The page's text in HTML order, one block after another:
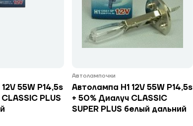
55W P14,5s
PLUS
Автолампочки
Автолампа H1 12V 55W P14,5s
+ 50% Диалуч CLASSIC
SUPER PLUS белый дальний